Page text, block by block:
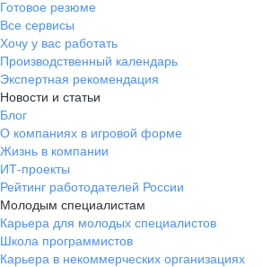
Готовое резюме
Все сервисы
Хочу у вас работать
Производственный календарь
Экспертная рекомендация
Новости и статьи
Блог
О компаниях в игровой форме
Жизнь в компании
ИТ-проекты
Рейтинг работодателей России
Молодым специалистам
Карьера для молодых специалистов
Школа программистов
Карьера в некоммерческих организациях